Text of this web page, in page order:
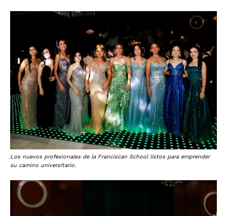
Los nuevos profesionales de la Franciscan School listos para emprender
su camino universitario.